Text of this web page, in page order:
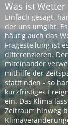
Was ist
Einfach gesagt,
der uns umgibt.
häufig auch das
Fragestellung ist
differenzieren.
miteinander
mithilfe der
stattfinden - so
kurzfristiges
ein. Das Klima
Zeitraum hinweg